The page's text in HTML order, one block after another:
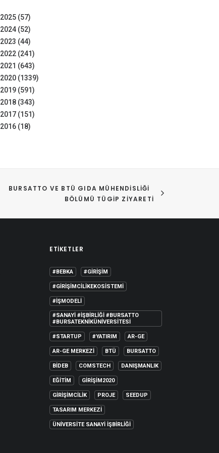
2025 (57)
2024 (52)
2023 (44)
2022 (241)
2021 (643)
2020 (1339)
2019 (591)
2018 (343)
2017 (151)
2016 (18)
BURSATTO VE BTÜ GIDA MÜHENDISLIĞI
BÖLÜMÜ TÜGİP ZIYARETI
ETIKETLER
#BEBKA #GIRIŞIM
#GIRIŞIMCILIKEKOSISTEMI
#IŞMODELI
#SANAYI #IŞBIRLIĞI #BURSATTO
#BURSATEKNIKÜNIVERSITESI
#STARTUP #YATIRIM AR-GE
AR-GE MERKEZI BTÜ BURSATTO
BİDEB COMSTECH DANIŞMANLIK
EĞITIM GIRIŞIM2020
GIRIŞIMCILIK PROJE SEEDUP
TASARIM MERKEZI
ÜNIVERSITE SANAYI İŞBIRLIĞI